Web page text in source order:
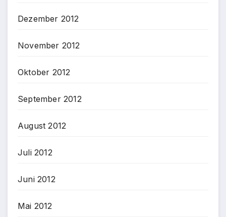
Dezember 2012
November 2012
Oktober 2012
September 2012
August 2012
Juli 2012
Juni 2012
Mai 2012